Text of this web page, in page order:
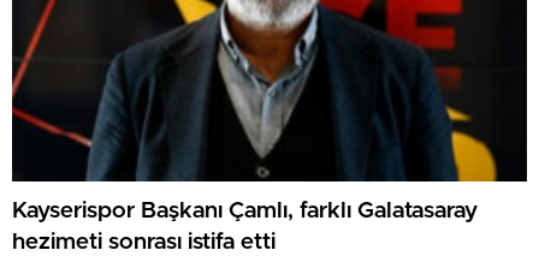
Kayserispor Başkanı Çamlı, farklı Galatasaray
hezimeti sonrası istifa etti